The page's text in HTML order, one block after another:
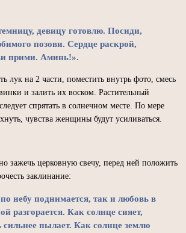
девицу готовлю. Посиди,
позови. Сердце раскрой,
прими. Аминь!».
лук на 2 части, поместить внутрь фото, смесь
и залить их воском. Растительный
спрятать в солнечном месте. По мере
чувства женщины будут усиливаться.
зажечь церковную свечу, перед ней положить
заклинание:
небу поднимается, так и любовь в
разгорается. Как солнце сияет,
сильнее пылает. Как солнце землю